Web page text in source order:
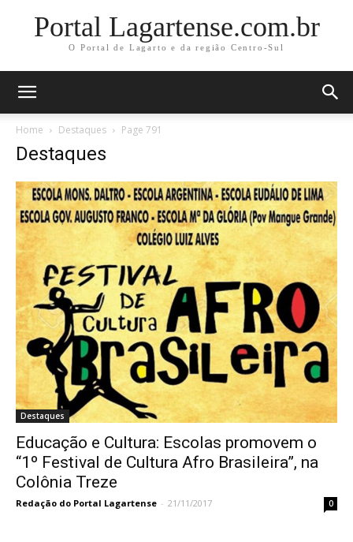
Portal Lagartense.com.br
O Portal de Lagarto e da região Centro-Sul
Home Destaques Page 791
Destaques
Destaques
Educação e Cultura: Escolas promovem o
“1º Festival de Cultura Afro Brasileira”, na
Colônia Treze
Redação do Portal Lagartense - 21/11/2017 0